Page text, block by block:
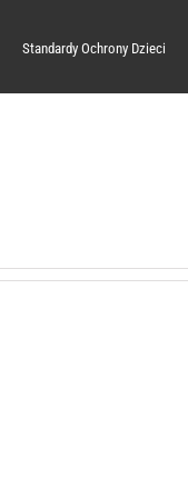
Standardy Ochrony Dzieci